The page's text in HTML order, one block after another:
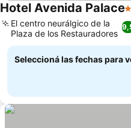
Hotel Avenida Palace
El centro neurálgico de la
Plaza de los Restauradores
Seleccioná las fechas para